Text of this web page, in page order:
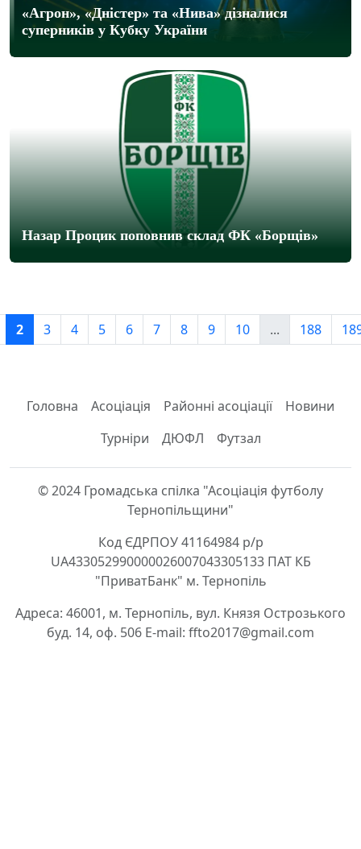
«Агрон», «Дністер» та «Нива» дізналися
суперників у Кубку України
Назар Процик поповнив склад ФК «Борщів»
2 3 4 5 6 7 8 9 10 ... 188
Головна Асоціація Районні асоціації
Новини
Турніри
ДЮФЛ Футзал
© 2024 Громадська спілка "Асоціація футболу
Тернопільщини"
Код ЄДРПОУ 41164984 р/р
UA433052990000026007043305133 ПАТ КБ
"ПриватБанк" м. Тернопіль
Адреса: 46001, м. Тернопіль, вул. Князя Острозького
буд. 14, оф. 506 E-mail: ffto2017@gmail.com